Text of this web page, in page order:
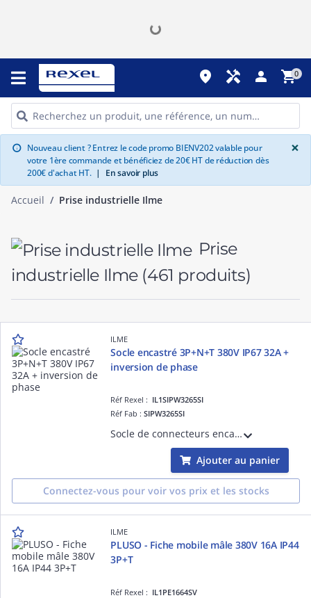
place handyman person shopping_cart0
info Nouveau client ? Entrez le code promo BIENV202 valable pour
votre 1ère commande et bénéficiez de 20€ HT de réduction dès
200€ d'achat HT. | En savoir plus
×
Accueil Prise industrielle Ilme
Prise
industrielle Ilme (461 produits)
ILME
Socle encastré 3P+N+T 380V IP67 32A +
inversion de phase
Réf Rexel : IL1SIPW3265SI
Réf Fab :SIPW3265SI
Socle de connecteurs encastrée 3 Pôles + Neutre + Terre 380V IP67 32A avec inversion de phases
Ajouter au panier
Connectez-vous pour voir vos prix et les stocks
ILME
PLUSO - Fiche mobile mâle 380V 16A IP44
3P+T
Réf Rexel : IL1PE1664SV